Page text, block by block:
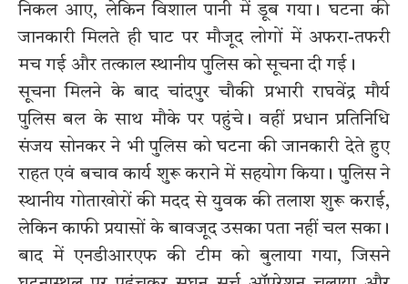
निकल आए, लेकिन विशाल पानी में डूब गया। घटना की
जानकारी मिलते ही घाट पर मौजूद लोगों में अफरा-तफरी
मच गई और तत्काल स्थानीय पुलिस को सूचना दी गई।
सूचना मिलने के बाद चांदपुर चौकी प्रभारी राघवेंद्र मौर्य
पुलिस बल के साथ मौके पर पहुंचे। वहीं प्रधान प्रतिनिधि
संजय सोनकर ने भी पुलिस को घटना की जानकारी देते हुए
राहत एवं बचाव कार्य शुरू कराने में सहयोग किया। पुलिस ने
स्थानीय गोताखोरों की मदद से युवक की तलाश शुरू कराई,
लेकिन काफी प्रयासों के बावजूद उसका पता नहीं चल सका।
बाद में एनडीआरएफ की टीम को बुलाया गया, जिसने